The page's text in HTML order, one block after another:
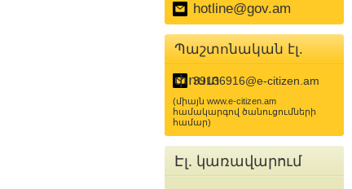
hotline@gov.am
Պաշտոնական էլ.
փոստ
39136916@e-citizen.am
(միայն www.e-citizen.am
համակարգով ծանուցումների
համար)
Էլ. կառավարում